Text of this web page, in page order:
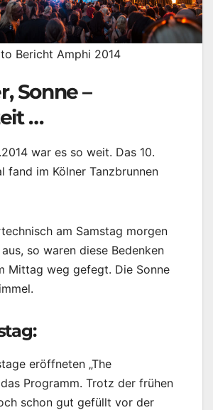
Bericht Amphi 2014
Sonne –
…
war es so weit. Das 10.
fand im Kölner Tanzbrunnen
am Samstag morgen
so waren diese Bedenken
Mittag weg gefegt. Die Sonne
eröffneten „The
Programm. Trotz der frühen
schon gut gefüllt vor der